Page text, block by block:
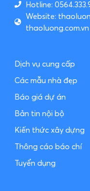
Hotline:
Website:
thaoluong.com.vn
Dịch vụ cung cấp
Các mẫu nhà đẹp
Báo giá dự án
Bản tin nội bộ
Kiến thức xây dựng
Thông cáo báo chí
Tuyển dụng